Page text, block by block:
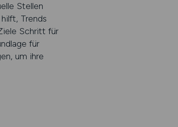
Stellen
Trends
Schritt für
für
um ihre